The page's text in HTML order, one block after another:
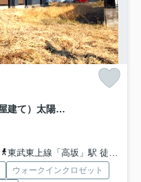
東松山市上野本 未入居住宅（平屋建て）太陽光システム搭載
東武東上線「高坂」駅 徒歩47分
ウォークインクロゼット